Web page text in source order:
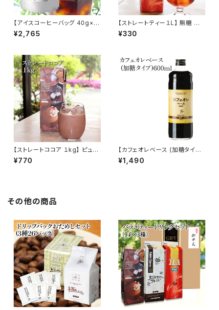
【アイスコーヒーバッグ 40g×1
0袋】 中細挽 iced coffee ba
g アイスコーヒー ブラジル グア
コーヒー 通販
¥2,765
【ストレートティー１L】 無糖 無
香料 無着色 業務用 ディルマ茶
葉 スリランカ セイロンティー ス
¥330
【ストレートココア １kg】 ピュア
ココア 100％ アイスココア ホッ
トココア トミヤコーヒー 通販 お
¥770
【カフェオレベース (加糖タイプ)
】600ml 純糖 カフェオレ 保存
料・着色料ナシ トミヤコーヒー
¥1,490
その他の商品